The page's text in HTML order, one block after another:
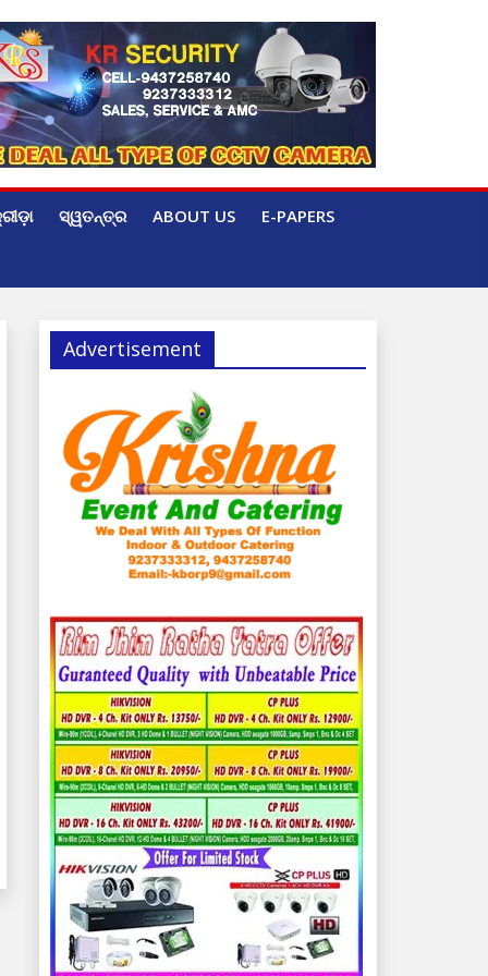
ସ୍ୱତନ୍ତ୍ର ABOUT US E-PAPERS
Advertisement